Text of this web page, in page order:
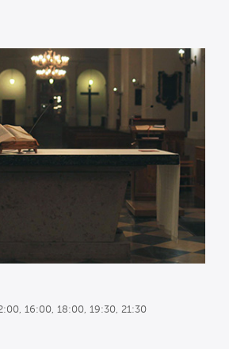
16:00, 18:00, 19:30, 21:30